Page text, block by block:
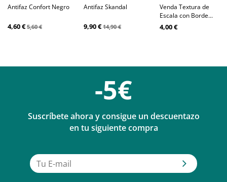
Antifaz Confort Negro
4,60 €5,60 €
Antifaz Skandal
9,90 €14,90 €
Venda Textura de
Escala con Borde...
4,00 €
-5€
Suscríbete ahora y consigue un descuentazo
en tu siguiente compra